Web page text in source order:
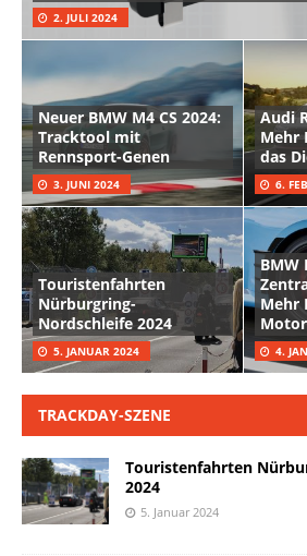
2. JULI 2024
Neuer BMW M4 CS 2024:
Tracktool mit
Rennsport-Genen
3. JUNI 2024
Audi
Mehr
das
6.
Touristenfahrten
Nürburgring-
Nordschleife 2024
5. JANUAR 2024
BMW
Mehr
4.
TRACKDAY-SZENE
Touristenfahrten
2024
5. Januar 2024